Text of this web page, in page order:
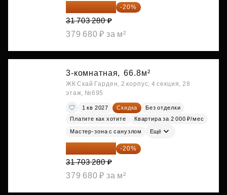
25 362 624 ₽ -20%
31 703 280 ₽
379 680 ₽ за м²
3-комнатная, 66.8м²
ЖК Скай Гарден, 2 корпус, 4 секция, 28
этаж, №695
1 кв 2027 Скидка
Без отделки
Платите как хотите
Квартира за 2 000 ₽/мес
Мастер-зона с санузлом Ещё
25 362 624 ₽ -20%
31 703 280 ₽
379 680 ₽ за м²